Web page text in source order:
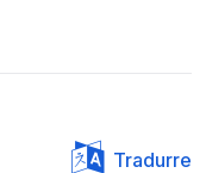
Tradurre